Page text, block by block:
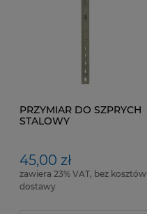
PRZYMIAR DO SZPRYCH
STALOWY
45,00 zł
zawiera 23% VAT, bez kosztów
dostawy